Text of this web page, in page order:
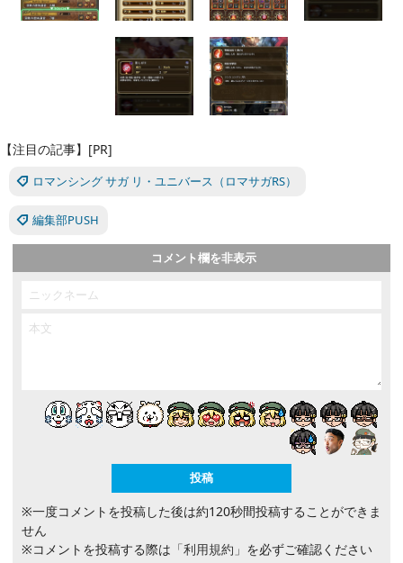
【注目の記事】[PR]
ロマンシング サガ リ・ユニバース（ロマサガRS）
編集部PUSH
コメント欄を非表示
※一度コメントを投稿した後は約120秒間投稿することができま
せん
※コメントを投稿する際は 「利用規約」 を必ずご確認ください